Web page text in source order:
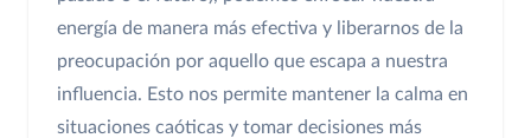
energía de manera más efectiva y liberarnos de la
preocupación por aquello que escapa a nuestra
influencia. Esto nos permite mantener la calma en
situaciones caóticas y tomar decisiones más